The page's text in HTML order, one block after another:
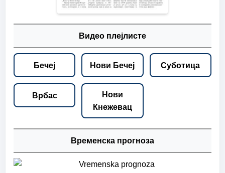
Видео плејлисте
Бечеј Нови Бечеј Суботица
Врбас
Нови
Кнежевац
Временска прогноза